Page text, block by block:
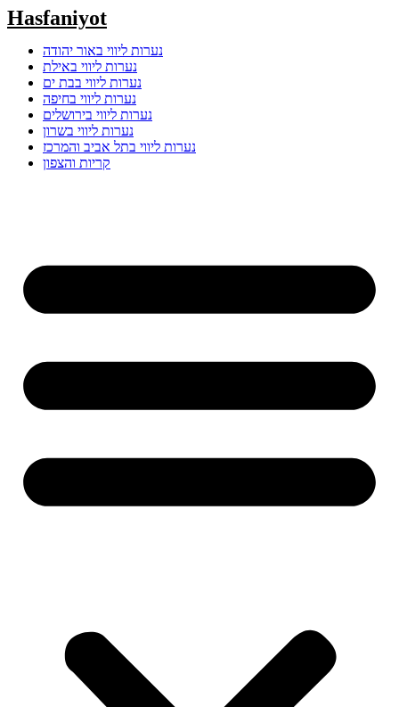
Skip
to
content
Hasfaniyot
נערות ליווי באור יהודה
נערות ליווי באילת
נערות ליווי בבת ים
נערות ליווי בחיפה
נערות ליווי בירושלים
נערות ליווי בשרון
נערות ליווי בתל אביב והמרכז
קריות והצפון